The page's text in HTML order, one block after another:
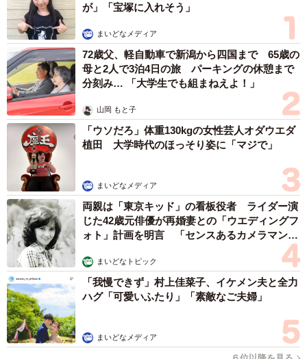
過ごしているように見えました」と若手の熱演に目を細め
る。
が」「宝塚に入れそう」
まいどなメディア
72歳父、軽自動車で新潟から四国まで 65歳の
母と2人で3泊4日の旅 パーキングの休憩まで
分刻み… 「大学生でも組まねえよ！」
山岡 もと子
「ウソだろ」体重130kgの女性芸人オダウエダ
植田 大学時代のほっそり姿に「マジで」
まいどなメディア
両親は「東京キッド」の看板役者 ライダー演
じた42歳元俳優が再婚妻との「ウエディングフ
ォト」計画を明言 「センスあるカメラマン求
まいどなトピック
「我慢できず」村上佳菜子、イケメン夫と全力
ハグ「可愛いふたり」「素敵なご夫婦」
まいどなメディア